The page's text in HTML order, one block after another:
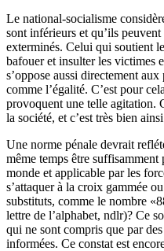
Le national-socialisme
sont inférieurs et qu’ils
exterminés. Celui qui soutient
bafouer et insulter les victimes
s’oppose aussi directement
comme l’égalité. C’est pour
provoquent une telle agitation.
la société, et c’est très bien
Une norme pénale devrait
même temps être
monde et applicable par les
s’attaquer à la croix gammée
substituts, comme le nombre
lettre de l’alphabet, ndlr)? Ce
qui ne sont compris que par
informées. Ce constat est